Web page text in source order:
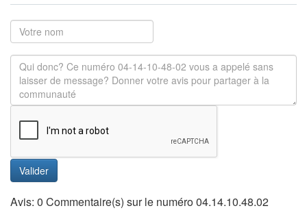
Valider
Avis: 0 Commentaire(s) sur le numéro 04.14.10.48.02